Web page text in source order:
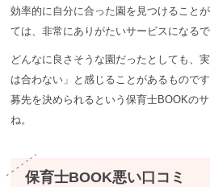
効率的に自分に合った園を見つけること
ては、非常にありがたいサービスになるで
どんなに良さそうな園だったとしても、
は合わない」と感じることがあるもので
募先を決められるという保育士BOOKの
ね。
保育士BOOK悪い口コミ